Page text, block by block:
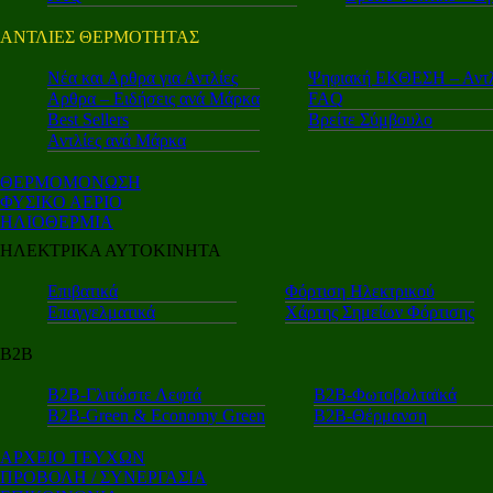
ΑΝΤΛΙΕΣ ΘΕΡΜΟΤΗΤΑΣ
Nέα και Αρθρα για Αντλίες
Αρθρα – Ειδήσεις ανά Μάρκα
Best Sellers
Αντλίες ανά Μάρκα
Ψηφιακή ΕΚΘΕΣΗ –
FAQ
Βρείτε Σύμβουλο
ΘΕΡΜΟΜΟΝΩΣΗ
ΦΥΣΙΚΟ ΑΕΡΙΟ
ΗΛΙΟΘΕΡΜΙΑ
ΗΛΕΚΤΡΙΚΑ ΑΥΤΟΚΙΝΗΤΑ
Επιβατικά
Επαγγελματικά
Φόρτιση Ηλεκτρικού
Χάρτης Σημείων Φόρτισης
Β2Β
Β2Β-Γλιτώστε Λεφτά
Β2Β-Green & Economy Green
Β2Β-Φωτοβολταϊκά
Β2Β-Θέρμανση
ΑΡΧΕΙΟ ΤΕΥΧΩΝ
ΠΡΟΒΟΛΗ / ΣΥΝΕΡΓΑΣΙΑ